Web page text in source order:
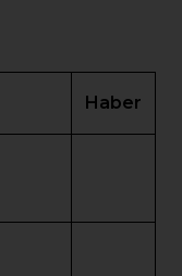
Haber